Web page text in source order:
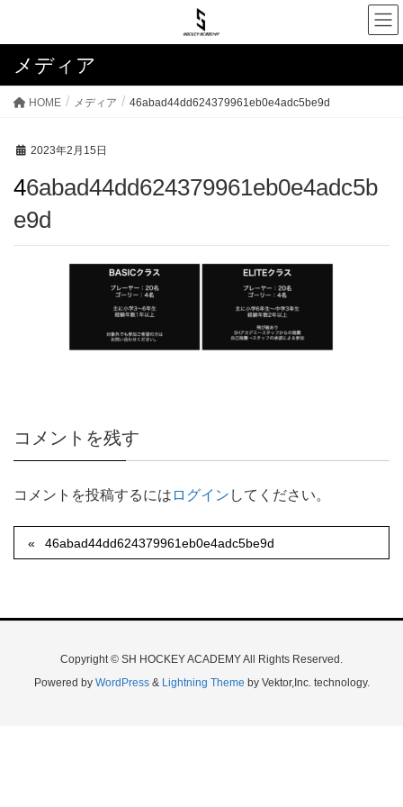
メディア
HOME メディア 46abad44dd624379961eb0e4adc5be9d
2023年2月15日
46abad44dd624379961eb0e4adc5b
e9d
コメントを残す
コメントを投稿するには ログイン してください。
46abad44dd624379961eb0e4adc5be9d
Copyright © SH HOCKEY ACADEMY All Rights Reserved.
Powered by WordPress& Lightning Theme by Vektor,Inc. technology.